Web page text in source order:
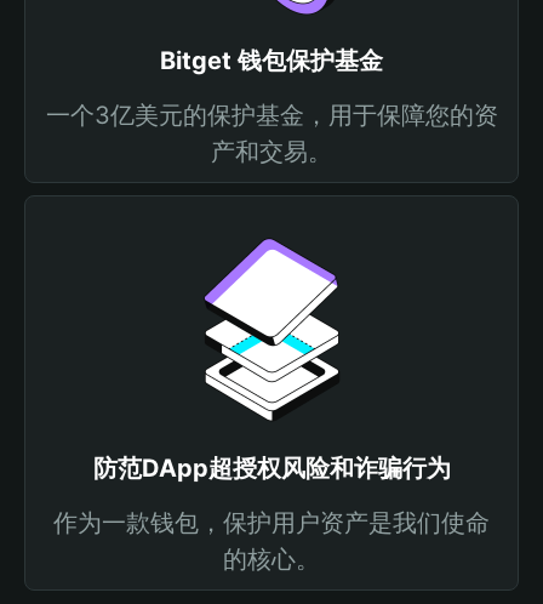
Bitget 钱包保护基金
一个3亿美元的保护基金，用于保障您的资
产和交易。
防范DApp超授权风险和诈骗行为
作为一款钱包，保护用户资产是我们使命
的核心。